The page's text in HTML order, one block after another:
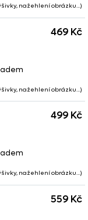
nažehlení obrázku…)
469 Kč
nažehlení obrázku…)
499 Kč
nažehlení obrázku…)
559 Kč